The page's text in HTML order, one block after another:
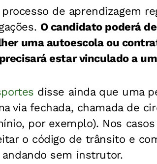
de aprendizagem
O candidato poderá
uma autoescola ou
estar vinculado a
disse ainda que uma
via fechada, chamada de
por exemplo). Nos
o código de trânsito e
sem instrutor.